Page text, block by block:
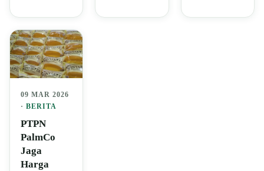
09 MAR 2026
· BERITA
PTPN
PalmCo
Jaga
Harga